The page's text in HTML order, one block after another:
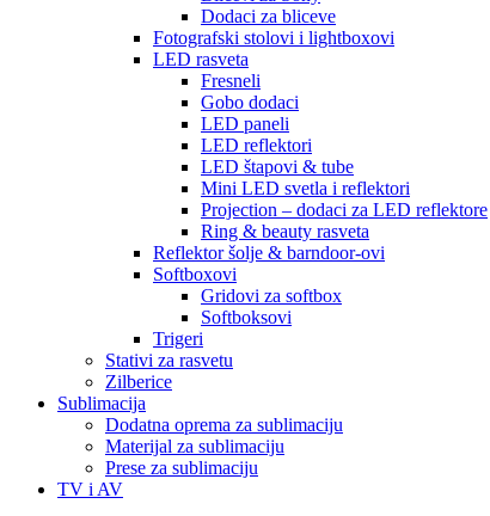
Dodaci za bliceve
Fotografski stolovi i lightboxovi
LED rasveta
Fresneli
Gobo dodaci
LED paneli
LED reflektori
LED štapovi & tube
Mini LED svetla i reflektori
Projection – dodaci za LED reflektore
Ring & beauty rasveta
Reflektor šolje & barndoor-ovi
Softboxovi
Gridovi za softbox
Softboksovi
Trigeri
Stativi za rasvetu
Zilberice
Sublimacija
Dodatna oprema za sublimaciju
Materijal za sublimaciju
Prese za sublimaciju
TV i AV